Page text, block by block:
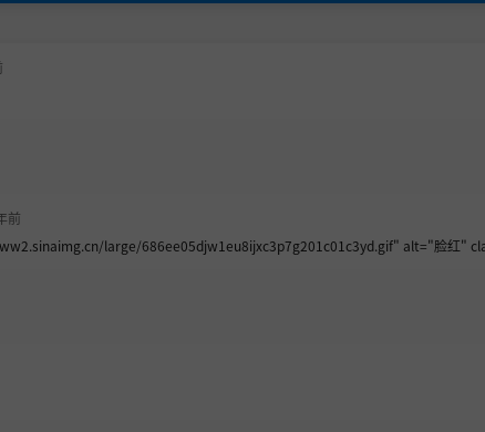
前
large/686ee05djw1eu8ijxc3p7g201c01c3yd.gif" alt="脸红"